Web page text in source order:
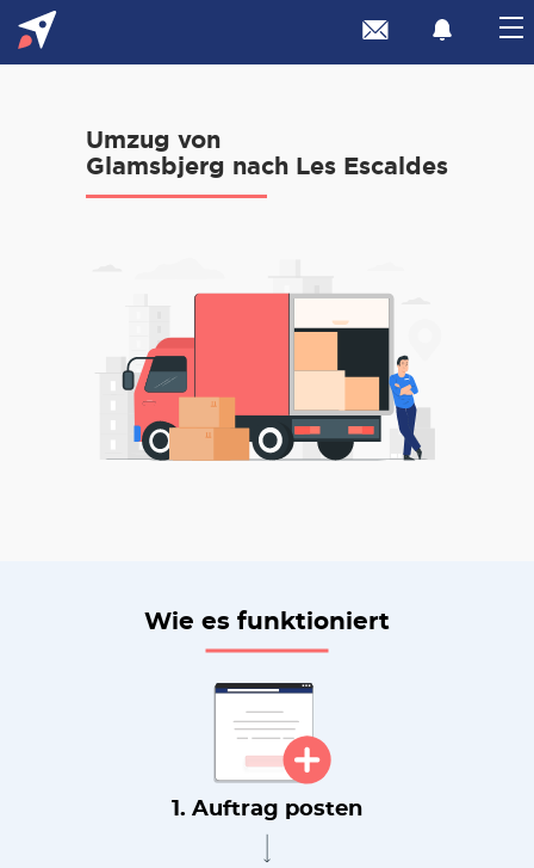
Umzug von
Glamsbjerg nach Les Escaldes
Wie es funktioniert
1. Auftrag posten